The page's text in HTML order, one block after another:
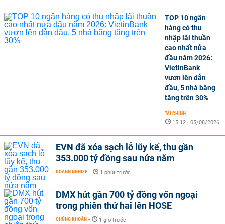
TOP 10 ngân
hàng có thu
nhập lãi thuần
cao nhất nửa
đầu năm 2026:
VietinBank
vươn lên dẫn
đầu, 5 nhà băng
tăng trên 30%
TÀI CHÍNH -
15:12 | 05/08/2026
EVN đã xóa sạch lỗ lũy kế, thu gần
353.000 tỷ đồng sau nửa năm
DOANH NGHIỆP - 1 phút trước
DMX hút gần 700 tỷ đồng vốn ngoại
trong phiên thứ hai lên HOSE
CHỨNG KHOÁN - 1 giờ trước